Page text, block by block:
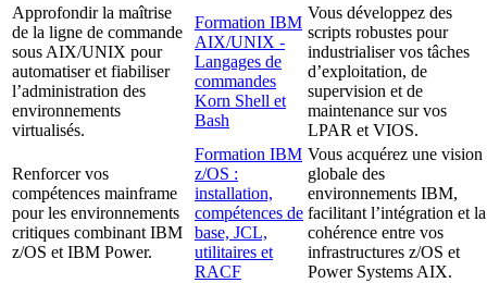
Approfondir la maîtrise
de la ligne de commande
sous AIX/UNIX pour
automatiser et fiabiliser
l’administration des
environnements
virtualisés.
Formation IBM
AIX/UNIX -
Langages de
commandes
Korn Shell et
Bash
Vous développez des
scripts robustes pour
industrialiser vos tâches
d’exploitation, de
supervision et de
maintenance sur vos
LPAR et VIOS.
Renforcer vos
compétences mainframe
pour les environnements
critiques combinant IBM
z/OS et IBM Power.
Formation IBM
z/OS :
installation,
compétences de
base, JCL,
utilitaires et
RACF
Vous acquérez une vision
globale des
environnements IBM,
facilitant l’intégration et la
cohérence entre vos
infrastructures z/OS et
Power Systems AIX.